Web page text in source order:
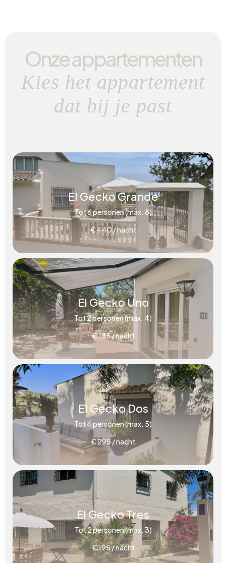
Onze appartementen
Kies het appartement
dat bij je past
El Gecko Grande
Tot 6 personen (max. 8)
€ 440 / nacht
El Gecko Uno
Tot 2 personen (max. 4)
€ 185 / nacht
El Gecko Dos
Tot 4 personen (max. 5)
€ 295 / nacht
El Gecko Tres
Tot 2 personen (max. 3)
€ 195 / nacht